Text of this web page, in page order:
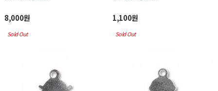
8,000원
Sold Out
1,100원
Sold Out